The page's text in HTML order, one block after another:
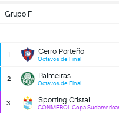
Grupo F
1 Cerro Porteño
Octavos de Final
2 Palmeiras
Octavos de Final
3 Sporting Cristal
CONMEBOL Copa